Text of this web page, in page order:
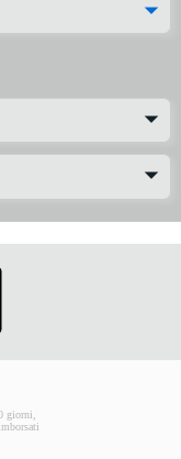
giorni,